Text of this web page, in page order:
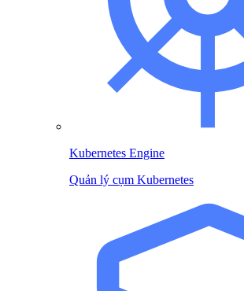
Kubernetes Engine
Quản lý cụm Kubernetes